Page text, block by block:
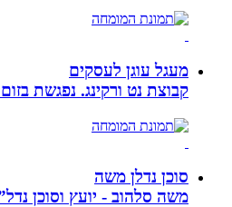
מעגל עוגן לעסקים
קבוצת נט ורקינג. נפגשת בזום
סוכן נדלן משה
משה סלהוב - יועץ וסוכן